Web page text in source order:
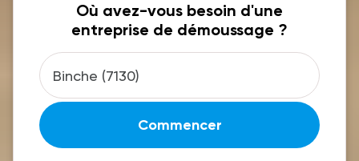
Où avez-vous besoin d'une
entreprise de démoussage ?
Commencer